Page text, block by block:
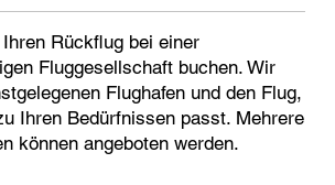
Rückflug bei einer
Fluggesellschaft buchen. Wir
Flughafen und den Flug,
Ihren Bedürfnissen passt. Mehrere
können angeboten werden.